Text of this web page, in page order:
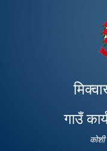
गाउँ